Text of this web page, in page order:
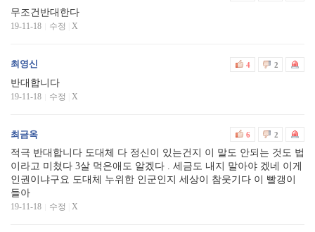
무조건반대한다
19-11-18 수정 X
최영신 4 2
반대합니다
19-11-18 수정 X
최금옥 6 2
적극 반대합니다 도대체 다 정신이 있는건지 이 말도 안되는 것도 법
이라고 미쳤다 3살 먹은애도 알겠다 . 세금도 내지 말아야 겠네 이게
인권이냐구요 도대체 누위한 인군인지 세상이 참웃기다 이 빨갱이
들아
19-11-18 수정 X